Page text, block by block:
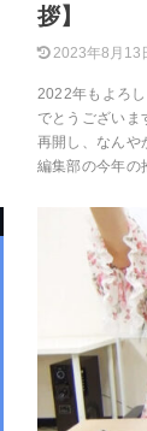
拶】
2023年8月13
2022年もよろ
でとうございま
再開し、なんや
編集部の今年